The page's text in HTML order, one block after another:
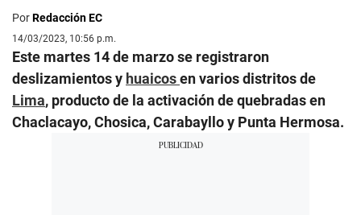
PorRedacción EC
14/03/2023, 10:56 p.m.
Este martes 14 de marzo se registraron
deslizamientos y huaicosen varios distritos de
Lima, producto de la activación de quebradas en
Chaclacayo, Chosica, Carabayllo y Punta Hermosa.